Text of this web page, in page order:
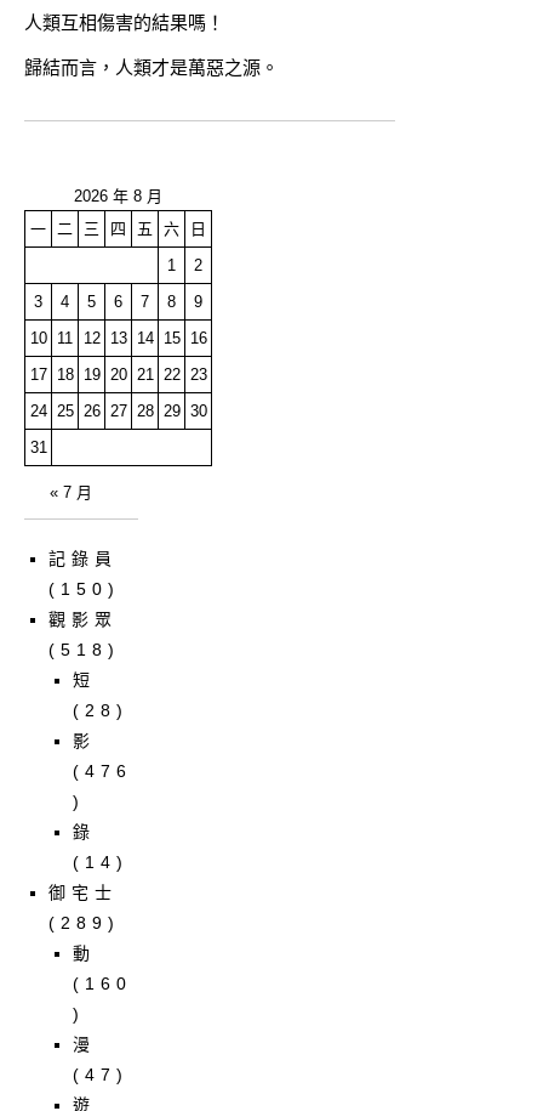
人類互相傷害的結果嗎！
歸結而言，人類才是萬惡之源。
2026 年 8 月
一
二 三 四 五 六
日
1
2
3
4 5 6 7 8
9
10
11 12 13 14 15
16
17
18 19 20 21 22
23
24
25 26 27 28 29 30
31
« 7 月
記錄員
(150)
觀影眾
(518)
短
(28)
影
(476
)
錄
(14)
御宅士
(289)
動
(160
)
漫
(47)
遊